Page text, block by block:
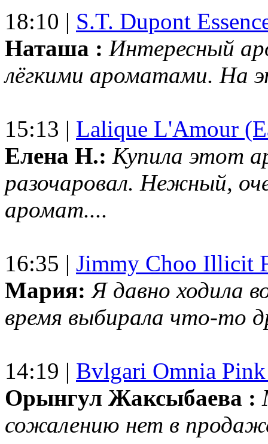
18:10 | S.T. Dupont
Наташа : Интересный
лёгкими ароматами. На
15:13 | Lalique L'Amour
Елена Н.: Купила этот
разочаровал. Нежный,
аромат....
16:35 | Jimmy Choo Illicit
Мария: Я давно ходила
время выбирала что-то
14:19 | Bvlgari Omnia
Орынгул Жаксыбаева :
сожалению нет в